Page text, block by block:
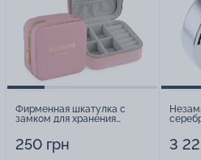
Фирменная шкатулка с
замком для хранения
250 грн 3